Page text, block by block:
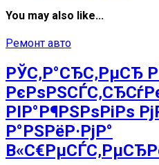
You may also like...
Ремонт авто
РЎС‚Р°СЂС‚РµСЂ
РІР°Р¶РЅРѕРіРѕ
Р°РЅРёР·РјР°